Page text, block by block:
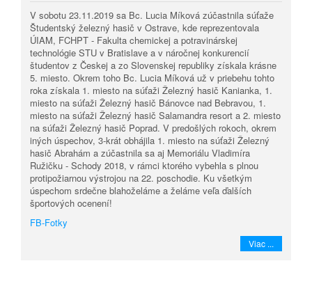
V sobotu 23.11.2019 sa Bc. Lucia Míková zúčastnila súťaže
Študentský železný hasič v Ostrave, kde reprezentovala
ÚIAM, FCHPT - Fakulta chemickej a potravinárskej
technológie STU v Bratislave a v náročnej konkurencií
študentov z Českej a zo Slovenskej republiky získala krásne
5. miesto. Okrem toho Bc. Lucia Míková už v priebehu tohto
roka získala 1. miesto na súťaži Železný hasič Kanianka, 1.
miesto na súťaži Železný hasič Bánovce nad Bebravou, 1.
miesto na súťaži Železný hasič Salamandra resort a 2. miesto
na súťaži Železný hasič Poprad. V predošlých rokoch, okrem
iných úspechov, 3-krát obhájila 1. miesto na súťaži Železný
hasič Abrahám a zúčastnila sa aj Memoriálu Vladimíra
Ružičku - Schody 2018, v rámci ktorého vybehla s plnou
protipožiarnou výstrojou na 22. poschodie. Ku všetkým
úspechom srdečne blahoželáme a želáme veľa ďalších
športových ocenení!
FB-Fotky
Viac ...